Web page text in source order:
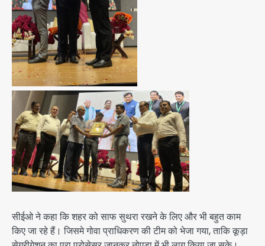
सीईओ ने कहा कि शहर को साफ सुथरा रखने के लिए और भी बहुत काम
किए जा रहे हैं। जिसमे गोवा प्राधिकरण की टीम को भेजा गया, ताकि कूड़ा